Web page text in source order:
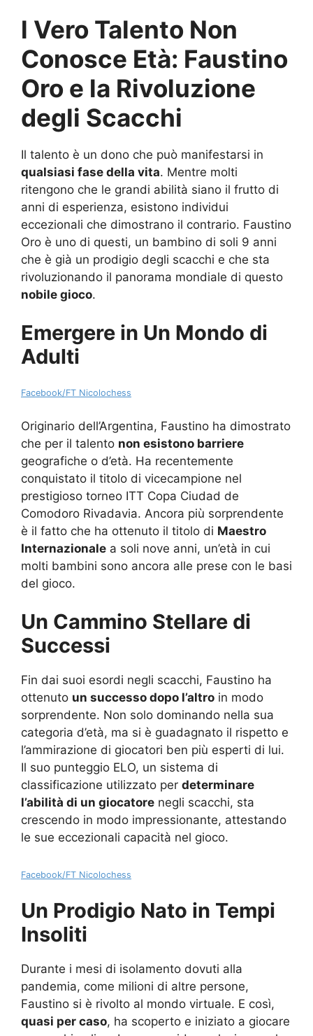
l Vero Talento Non
Conosce Età: Faustino
Oro e la Rivoluzione
degli Scacchi
Il talento è un dono che può manifestarsi in
qualsiasi fase della vita. Mentre molti
ritengono che le grandi abilità siano il frutto di
anni di esperienza, esistono individui
eccezionali che dimostrano il contrario. Faustino
Oro è uno di questi, un bambino di soli 9 anni
che è già un prodigio degli scacchi e che sta
rivoluzionando il panorama mondiale di questo
nobile gioco.
Emergere in Un Mondo di
Adulti
Facebook/FT Nicolochess
Originario dell’Argentina, Faustino ha dimostrato
che per il talento non esistono barriere
geografiche o d’età. Ha recentemente
conquistato il titolo di vicecampione nel
prestigioso torneo ITT Copa Ciudad de
Comodoro Rivadavia. Ancora più sorprendente
è il fatto che ha ottenuto il titolo di Maestro
Internazionale a soli nove anni, un’età in cui
molti bambini sono ancora alle prese con le basi
del gioco.
Un Cammino Stellare di
Successi
Fin dai suoi esordi negli scacchi, Faustino ha
ottenuto un successo dopo l’altro in modo
sorprendente. Non solo dominando nella sua
categoria d’età, ma si è guadagnato il rispetto e
l’ammirazione di giocatori ben più esperti di lui.
Il suo punteggio ELO, un sistema di
classificazione utilizzato per determinare
l’abilità di un giocatore negli scacchi, sta
crescendo in modo impressionante, attestando
le sue eccezionali capacità nel gioco.
Facebook/FT Nicolochess
Un Prodigio Nato in Tempi
Insoliti
Durante i mesi di isolamento dovuti alla
pandemia, come milioni di altre persone,
Faustino si è rivolto al mondo virtuale. E così,
quasi per caso, ha scoperto e iniziato a giocare